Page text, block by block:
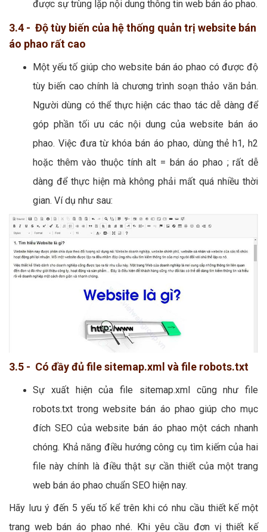
được sự trùng lặp nội dung thông tin web bán áo phao.
3.4 - Độ tùy biến của hệ thống quản trị website bán
áo phao rất cao
Một yếu tố giúp cho website bán áo phao có được độ
tùy biến cao chính là chương trình soạn thảo văn bản.
Người dùng có thể thực hiện các thao tác dễ dàng để
góp phần tối ưu các nội dung của website bán áo
phao. Việc đưa từ khóa bán áo phao, dùng thẻ h1, h2
hoặc thêm vào thuộc tính alt = bán áo phao ; rất dễ
dàng để thực hiện mà không phải mất quá nhiều thời
gian. Ví dụ như sau:
3.5 - Có đầy đủ file sitemap.xml và file robots.txt
Sự xuất hiện của file sitemap.xml cũng như file
robots.txt trong website bán áo phao giúp cho mục
đích SEO của website bán áo phao một cách nhanh
chóng. Khả năng điều hướng công cụ tìm kiếm của hai
file này chính là điều thật sự cần thiết của một trang
web bán áo phao chuẩn SEO hiện nay.
Hãy lưu ý đến 5 yếu tố kể trên khi có nhu cầu thiết kế một
trang web bán áo phao nhé. Khi yêu cầu đơn vị thiết kế